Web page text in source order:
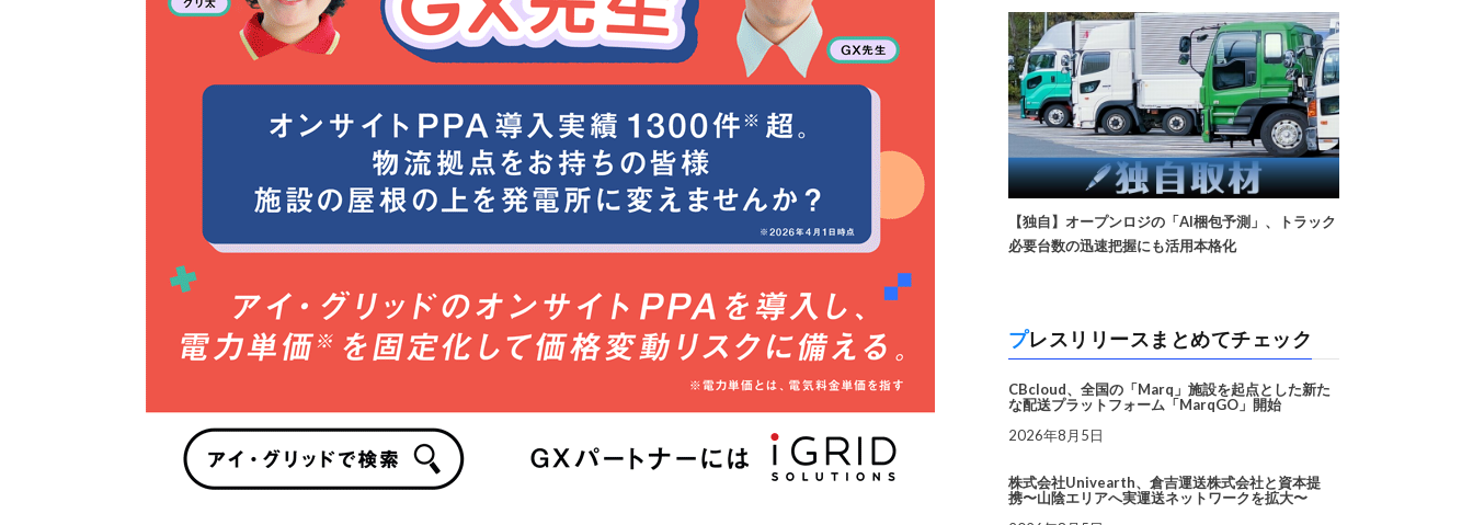
【独自】オープンロジの「AI梱包予測」、トラック
必要台数の迅速把握にも活用本格化
プレスリリースまとめてチェック
CBcloud、全国の「Marq」施設を起点とした新た
な配送プラットフォーム「MarqGO」開始
2026年8月5日
株式会社Univearth、倉吉運送株式会社と資本提
携〜山陰エリアへ実運送ネットワークを拡大〜